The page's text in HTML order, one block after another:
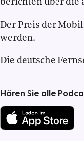
berichten über die
Der Preis der
werden.
Die deutsche
Hören Sie alle